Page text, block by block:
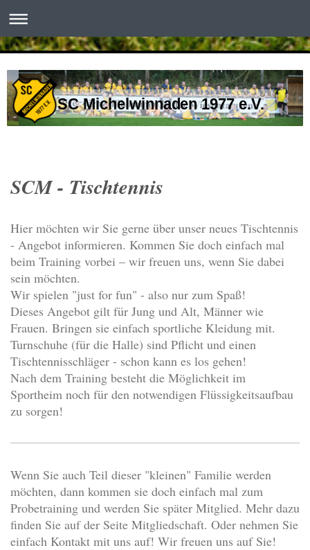
SC Michelwinnaden 1977 e.V.
SCM - Tischtennis
Hier möchten wir Sie gerne über unser neues Tischtennis
- Angebot informieren. Kommen Sie doch einfach mal
beim Training vorbei – wir freuen uns, wenn Sie dabei
sein möchten.
Wir spielen "just for fun" - also nur zum Spaß!
Dieses Angebot gilt für Jung und Alt, Männer wie
Frauen. Bringen sie einfach sportliche Kleidung mit.
Turnschuhe (für die Halle) sind Pflicht und einen
Tischtennisschläger - schon kann es los gehen!
Nach dem Training besteht die Möglichkeit im
Sportheim noch für den notwendigen Flüssigkeitsaufbau
zu sorgen!
Wenn Sie auch Teil dieser "kleinen" Familie werden
möchten, dann kommen sie doch einfach mal zum
Probetraining und werden Sie später Mitglied. Mehr dazu
finden Sie auf der Seite Mitgliedschaft. Oder nehmen Sie
einfach Kontakt mit uns auf! Wir freuen uns auf Sie!